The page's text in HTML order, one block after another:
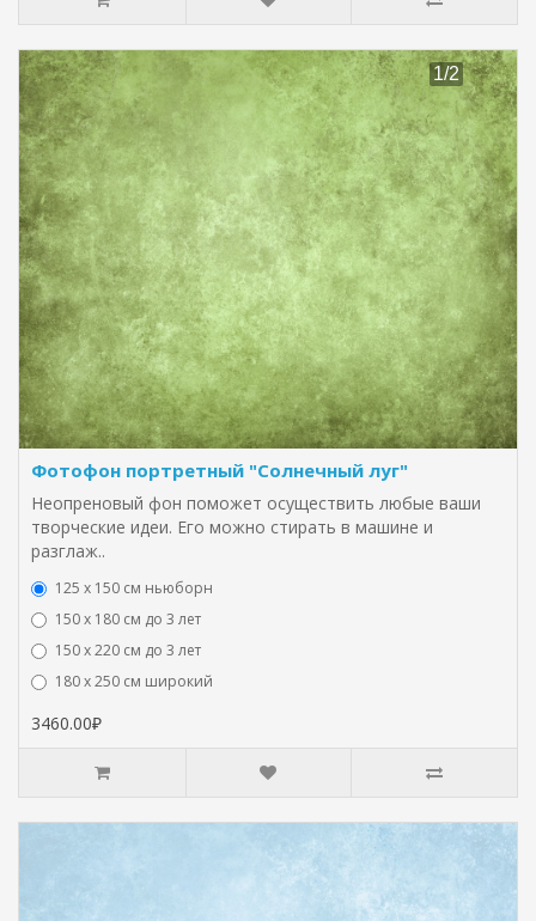
Фотофон портретный "Солнечный луг"
Неопреновый фон поможет осуществить любые ваши
творческие идеи. Его можно стирать в машине и
разглаж..
125 x 150 см ньюборн
150 х 180 см до 3 лет
150 х 220 см до 3 лет
180 х 250 см широкий
3460.00₽